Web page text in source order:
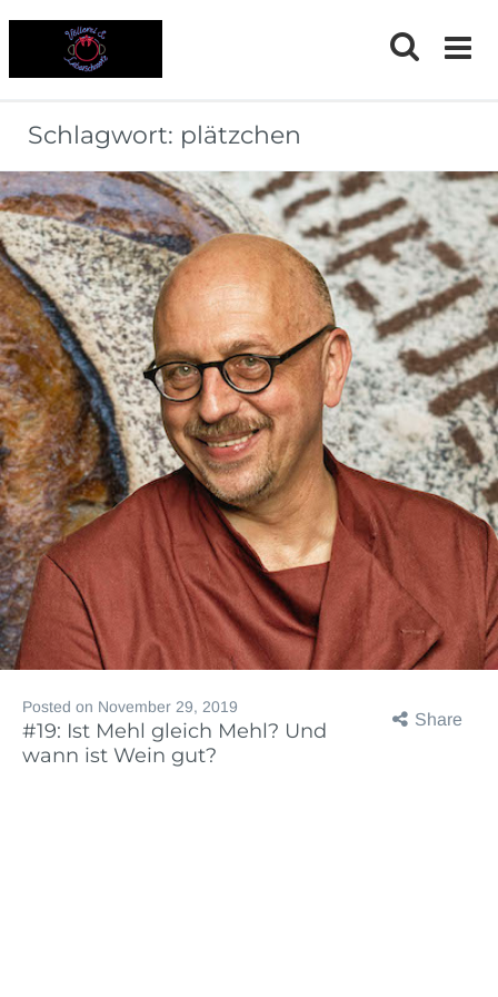
Schlagwort: plätzchen
Share
Posted on November 29, 2019
#19: Ist Mehl gleich Mehl? Und
wann ist Wein gut?